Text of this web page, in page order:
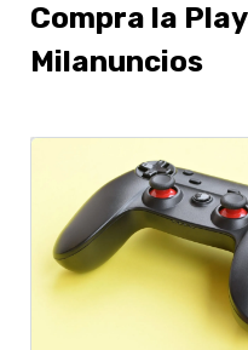
Compra la
Milanuncios